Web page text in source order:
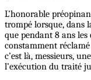
L’honorable
trompé lorsque, dans
que pendant 8 ans
constamment
c’est là, messieurs,
l’exécution du traité